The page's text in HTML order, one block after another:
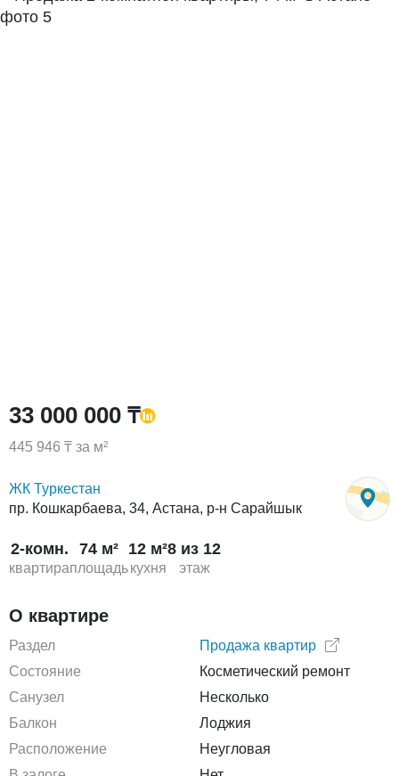
33 000 000 ₸
445 946 ₸ за м²
ЖК Туркестан
пр. Кошкарбаева, 34, Астана, р-н Сарайшык
2-комн.
квартира
74 м²
площадь
12 м²
кухня
8 из 12
этаж
О квартире
Раздел
Продажа квартир
Состояние
Косметический ремонт
Санузел
Несколько
Балкон
Лоджия
Расположение
Неугловая